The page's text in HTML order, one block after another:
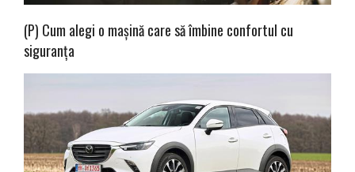
(P) Cum alegi o mașină care să îmbine confortul cu
siguranța